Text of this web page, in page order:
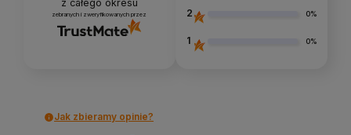
z całego okresu
zebranych i zweryfikowanych przez 2 0%
1 0%
Jak zbieramy opinie?